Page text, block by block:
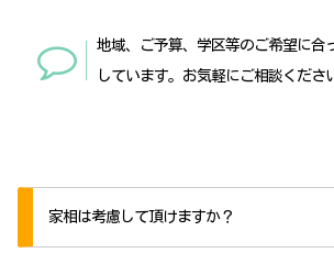
地域、ご予算、学区等のご希望に合
しています。お気軽にご相談くださ
家相は考慮して頂けますか？